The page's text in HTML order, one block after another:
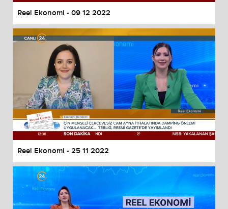
Reel Ekonomi - 09 12 2022
Reel Ekonomi - 25 11 2022